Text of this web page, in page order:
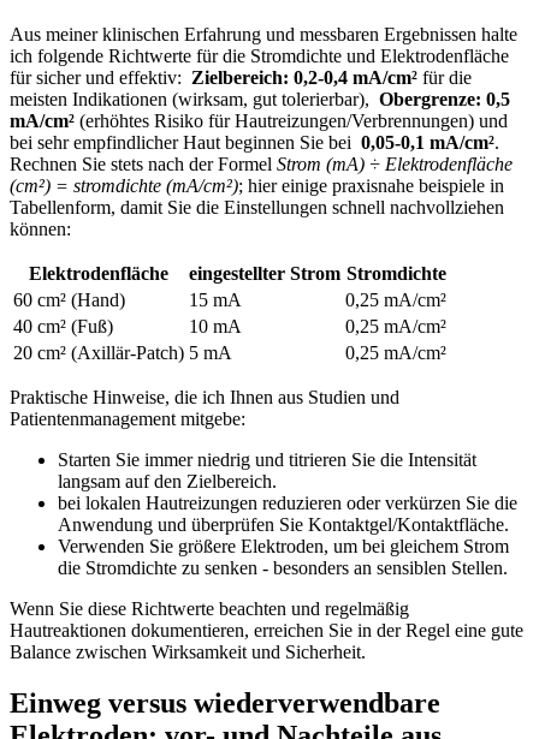
Aus meiner klinischen Erfahrung und messbaren Ergebnissen halte
ich folgende Richtwerte für die Stromdichte ‌und Elektrodenfläche
für sicher⁣ und ⁣effektiv: ​ Zielbereich: 0,2-0,4‌ mA/cm² für​ die
⁣meisten ⁣Indikationen‍ (wirksam, gut tolerierbar), ⁤ Obergrenze:⁣ 0,5‌
mA/cm² (erhöhtes Risiko für Hautreizungen/Verbrennungen) und⁢
bei‍ sehr empfindlicher Haut beginnen Sie bei ‍ 0,05-0,1 mA/cm².
Rechnen Sie stets nach der Formel Strom⁢ (mA) ​÷ Elektrodenfläche
(cm²) = stromdichte⁤ (mA/cm²); hier⁢ einige praxisnahe beispiele ‍in
Tabellenform, damit Sie​ die Einstellungen schnell nachvollziehen
können:
Elektrodenfläche eingestellter​ Strom Stromdichte
60 cm² (Hand)
15 mA
0,25 mA/cm²
40 cm² (Fuß)
10⁤ mA
0,25 ⁣mA/cm²
20 cm² (Axillär-Patch) 5 mA 0,25 mA/cm²
Praktische Hinweise, ‌die ich ‌Ihnen aus Studien ⁤und
Patientenmanagement mitgebe:
Starten Sie immer niedrig und ⁢titrieren Sie die Intensität
langsam auf den Zielbereich.
bei lokalen⁤ Hautreizungen reduzieren oder verkürzen Sie die​
Anwendung ⁢und⁣ überprüfen Sie Kontaktgel/Kontaktfläche.
Verwenden Sie größere ‌Elektroden, um bei gleichem Strom
die Stromdichte ‍zu senken ⁤- besonders an ⁣sensiblen ‌Stellen.
Wenn Sie diese Richtwerte beachten ​und regelmäßig
‌Hautreaktionen dokumentieren, erreichen Sie ‌in​ der‍ Regel⁢ eine gute
Balance‌ zwischen Wirksamkeit und Sicherheit.
Einweg versus wiederverwendbare